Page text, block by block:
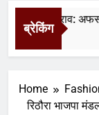
ब्रेकिंग
जलभराव: अफसरों
Ago
Home
रिठौरा भाजपा